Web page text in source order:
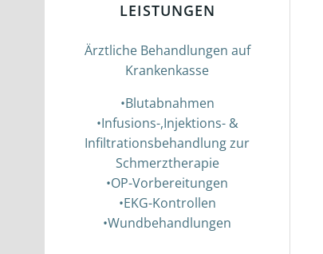
LEISTUNGEN
Ärztliche Behandlungen auf
Krankenkasse
•Blutabnahmen
•Infusions-,Injektions- &
Infiltrationsbehandlung zur
Schmerztherapie
•OP-Vorbereitungen
•EKG-Kontrollen
•Wundbehandlungen